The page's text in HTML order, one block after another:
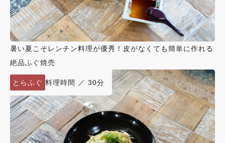
暑い夏こそレンチン料理が優秀！皮がなくても簡単に作れる
絶品ふぐ焼売
とらふぐ 料理時間 ／ 30分